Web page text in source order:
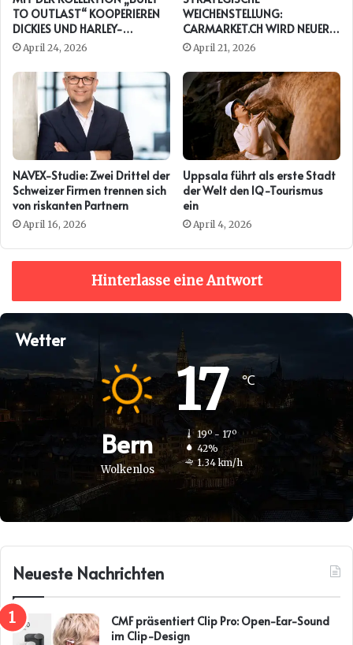
TO OUTLAST“ KOOPERIEREN
DICKIES UND HARLEY-
DAVIDSON ERNEUT
April 24, 2026
WEICHENSTELLUNG:
CARMARKET.CH WIRD NEUER
PRESENTING PARTNER DER
AUTO ZÜRICH
April 21, 2026
NAVEX-Studie: Zwei Drittel der
Schweizer Firmen trennen sich
von riskanten Partnern
April 16, 2026
Uppsala führt als erste Stadt
der Welt den IQ-Tourismus
ein
April 4, 2026
Hinterlasse eine Antwort
Wetter
Bern
Wolkenlos
17℃
19º - 17º
42%
1.34 km/h
Neueste Nachrichten
CMF präsentiert Clip Pro: Open-Ear-Sound
im Clip-Design